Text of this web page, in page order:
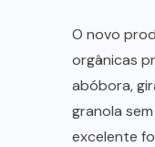
O novo
orgânicas
abóbora,
granola
excelente